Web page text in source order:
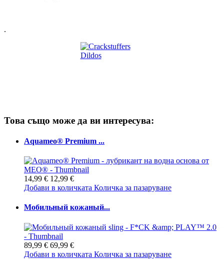
.
Това също може да ви интересува:
Aquameo® Premium ...
14,99 € 12,99 €
Добави в количката Количка за пазаруване
Мобильный кожаный...
89,99 € 69,99 €
Добави в количката Количка за пазаруване